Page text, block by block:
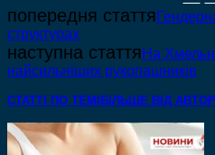
попередня стаття
структурах
наступна статтяНа
найсильніших рукопашників
СТАТТІ ПО ТЕМІ БІЛЬШЕ ВІД